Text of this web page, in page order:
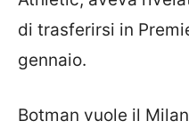
di trasferirsi in
gennaio.
Botman vuole il